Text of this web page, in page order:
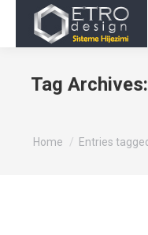
Tag Archives:
You are here:
Home Entries